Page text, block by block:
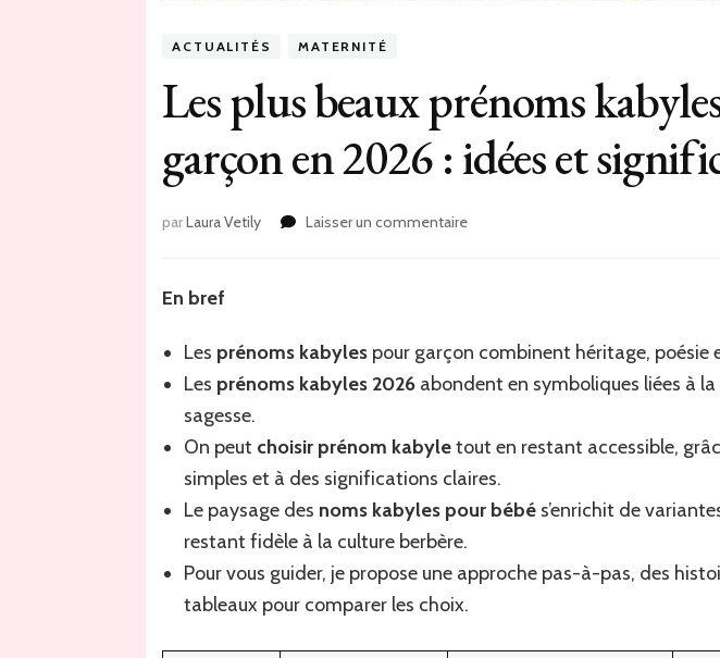
ACTUALITÉS MATERNITÉ
Les plus beaux prénoms
garçon en 2026 : idées et
parLaura Vetily Laisser un commentairesur
pour
garçon
:
idées
significations
En bref
Les prénoms kabyles pour garçon combinent héritage, poésie
Les prénoms kabyles 2026 abondent en symboliques liées à
sagesse.
On peut choisir prénom kabyletout en restant accessible,
simples et à des significations claires.
Le paysage des noms kabyles pour bébé s’enrichit de
restant fidèle à la culture berbère.
Pour vous guider, je propose une approche pas-à-pas, des
tableaux pour comparer les choix.